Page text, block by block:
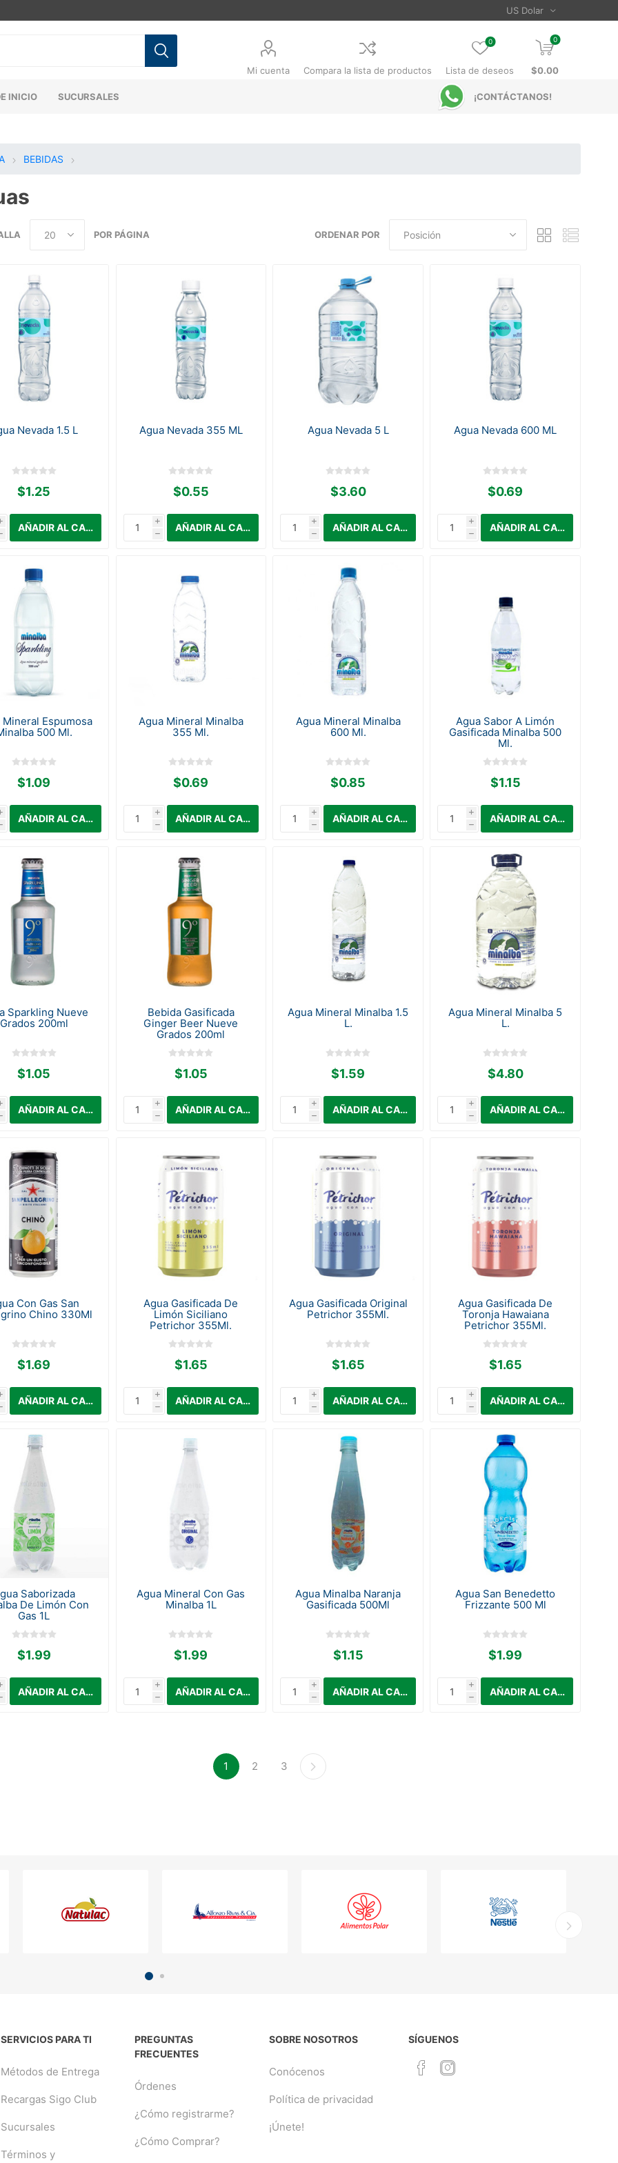
Mi cuenta Compara la lista de productos Lista de deseos
0 0
$0.00
INICIO SUCURSALES ¡CONTÁCTANOS!
BEBIDAS
ORDENAR POR
POR PÁGINA
Nevada 1.5 L
$1.25
Agua Nevada 355 ML
$0.55
i
h
Agua Nevada 5 L
$3.60
i
h
Agua Nevada 600 ML
$0.69
i
h
Mineral Espumosa
500 Ml.
$1.09
Agua Mineral Minalba
355 Ml.
$0.69
i
h
Agua Mineral Minalba
600 Ml.
$0.85
i
h
Agua Sabor A Limón
Gasificada Minalba 500
Ml.
$1.15
i
h
Sparkling Nueve
Grados 200ml
$1.05
Bebida Gasificada
Ginger Beer Nueve
Grados 200ml
$1.05
i
h
Agua Mineral Minalba 1.5
L.
$1.59
i
h
Agua Mineral Minalba 5
L.
$4.80
i
h
Con Gas San
Chino 330Ml
$1.69
Agua Gasificada De
Limón Siciliano
Petrichor 355Ml.
$1.65
i
h
Agua Gasificada Original
Petrichor 355Ml.
$1.65
i
h
Agua Gasificada De
Toronja Hawaiana
Petrichor 355Ml.
$1.65
i
h
Saborizada
De Limón Con
Gas 1L
$1.99
Agua Mineral Con Gas
Minalba 1L
$1.99
i
h
Agua Minalba Naranja
Gasificada 500Ml
$1.15
i
h
Agua San Benedetto
Frizzante 500 Ml
$1.99
i
h
1 2 3
SERVICIOS PARA TI
Métodos de Entrega
Recargas Sigo Club
Sucursales
Términos y
PREGUNTAS
FRECUENTES
Órdenes
¿Cómo registrarme?
¿Cómo Comprar?
SOBRE NOSOTROS
Conócenos
Política de privacidad
¡Únete!
SÍGUENOS